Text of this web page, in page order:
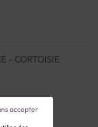
- CORTOISIE
accepter